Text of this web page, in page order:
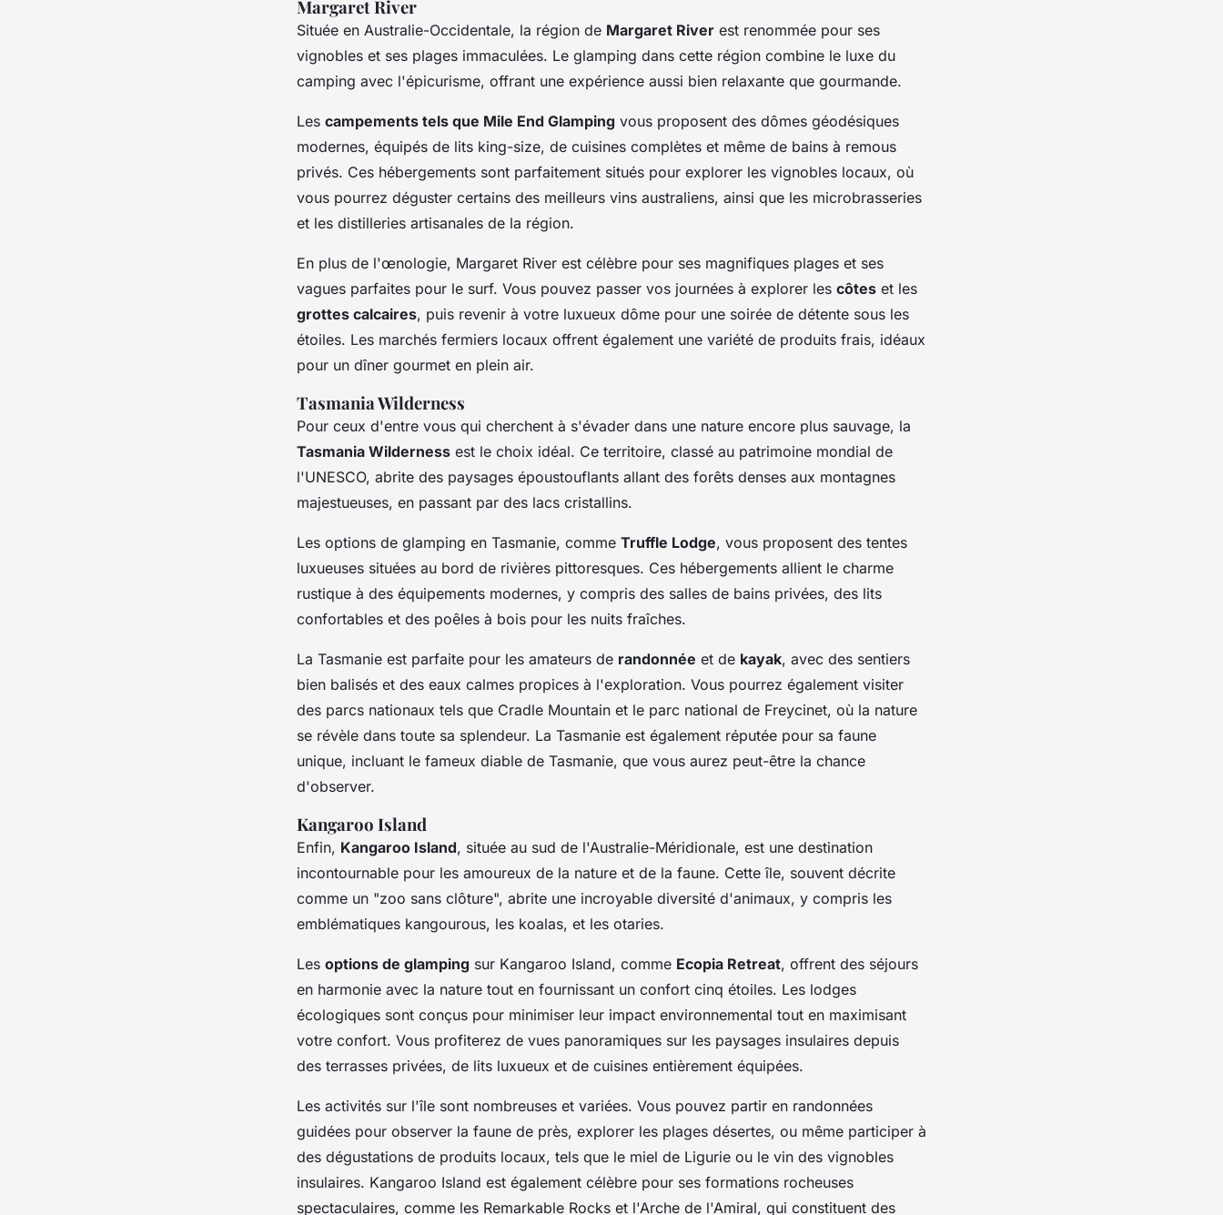
Margaret River
Située en Australie-Occidentale, la région de Margaret River est renommée pour ses
vignobles et ses plages immaculées. Le glamping dans cette région combine le luxe du
camping avec l'épicurisme, offrant une expérience aussi bien relaxante que gourmande.
Les campements tels que Mile End Glamping vous proposent des dômes géodésiques
modernes, équipés de lits king-size, de cuisines complètes et même de bains à remous
privés. Ces hébergements sont parfaitement situés pour explorer les vignobles locaux, où
vous pourrez déguster certains des meilleurs vins australiens, ainsi que les microbrasseries
et les distilleries artisanales de la région.
En plus de l'œnologie, Margaret River est célèbre pour ses magnifiques plages et ses
vagues parfaites pour le surf. Vous pouvez passer vos journées à explorer les côtes et les
grottes calcaires, puis revenir à votre luxueux dôme pour une soirée de détente sous les
étoiles. Les marchés fermiers locaux offrent également une variété de produits frais, idéaux
pour un dîner gourmet en plein air.
Tasmania Wilderness
Pour ceux d'entre vous qui cherchent à s'évader dans une nature encore plus sauvage, la
Tasmania Wilderness est le choix idéal. Ce territoire, classé au patrimoine mondial de
l'UNESCO, abrite des paysages époustouflants allant des forêts denses aux montagnes
majestueuses, en passant par des lacs cristallins.
Les options de glamping en Tasmanie, comme Truffle Lodge, vous proposent des tentes
luxueuses situées au bord de rivières pittoresques. Ces hébergements allient le charme
rustique à des équipements modernes, y compris des salles de bains privées, des lits
confortables et des poêles à bois pour les nuits fraîches.
La Tasmanie est parfaite pour les amateurs de randonnée et de kayak, avec des sentiers
bien balisés et des eaux calmes propices à l'exploration. Vous pourrez également visiter
des parcs nationaux tels que Cradle Mountain et le parc national de Freycinet, où la nature
se révèle dans toute sa splendeur. La Tasmanie est également réputée pour sa faune
unique, incluant le fameux diable de Tasmanie, que vous aurez peut-être la chance
d'observer.
Kangaroo Island
Enfin, Kangaroo Island, située au sud de l'Australie-Méridionale, est une destination
incontournable pour les amoureux de la nature et de la faune. Cette île, souvent décrite
comme un "zoo sans clôture", abrite une incroyable diversité d'animaux, y compris les
emblématiques kangourous, les koalas, et les otaries.
Les options de glamping sur Kangaroo Island, comme Ecopia Retreat, offrent des séjours
en harmonie avec la nature tout en fournissant un confort cinq étoiles. Les lodges
écologiques sont conçus pour minimiser leur impact environnemental tout en maximisant
votre confort. Vous profiterez de vues panoramiques sur les paysages insulaires depuis
des terrasses privées, de lits luxueux et de cuisines entièrement équipées.
Les activités sur l'île sont nombreuses et variées. Vous pouvez partir en randonnées
guidées pour observer la faune de près, explorer les plages désertes, ou même participer à
des dégustations de produits locaux, tels que le miel de Ligurie ou le vin des vignobles
insulaires. Kangaroo Island est également célèbre pour ses formations rocheuses
spectaculaires, comme les Remarkable Rocks et l'Arche de l'Amiral, qui constituent des